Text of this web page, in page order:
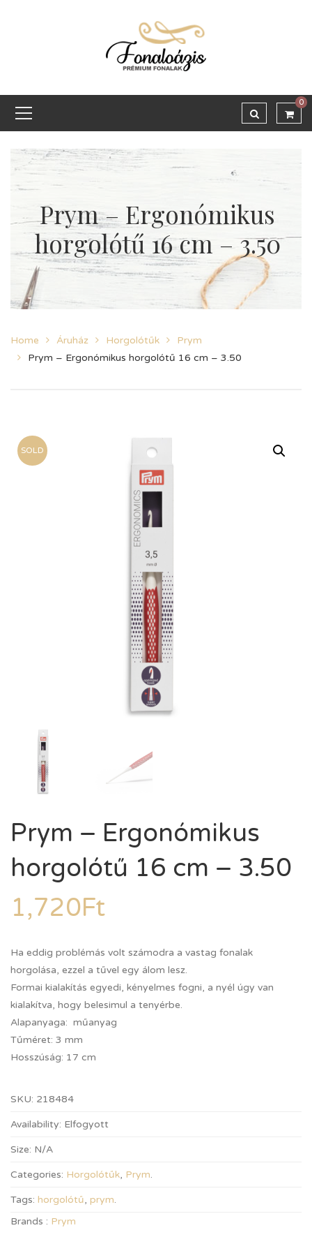
0
Prym – Ergonómikus
horgolótű 16 cm – 3.50
Home Áruház Horgolótűk
Prym
Prym – Ergonómikus horgolótű 16 cm – 3.50
SOLD
Prym – Ergonómikus
horgolótű 16 cm – 3.50
1,720Ft
Ha eddig problémás volt számodra a vastag fonalak
horgolása, ezzel a tűvel egy álom lesz.
Formai kialakítás egyedi, kényelmes fogni, a nyél úgy van
kialakítva, hogy belesimul a tenyérbe.
Alapanyaga: műanyag
Tűméret: 3 mm
Hosszúság: 17 cm
SKU: 218484
Availability: Elfogyott
Size: N/A
Categories: Horgolótűk, Prym.
Tags: horgolótű, prym.
Brands : Prym